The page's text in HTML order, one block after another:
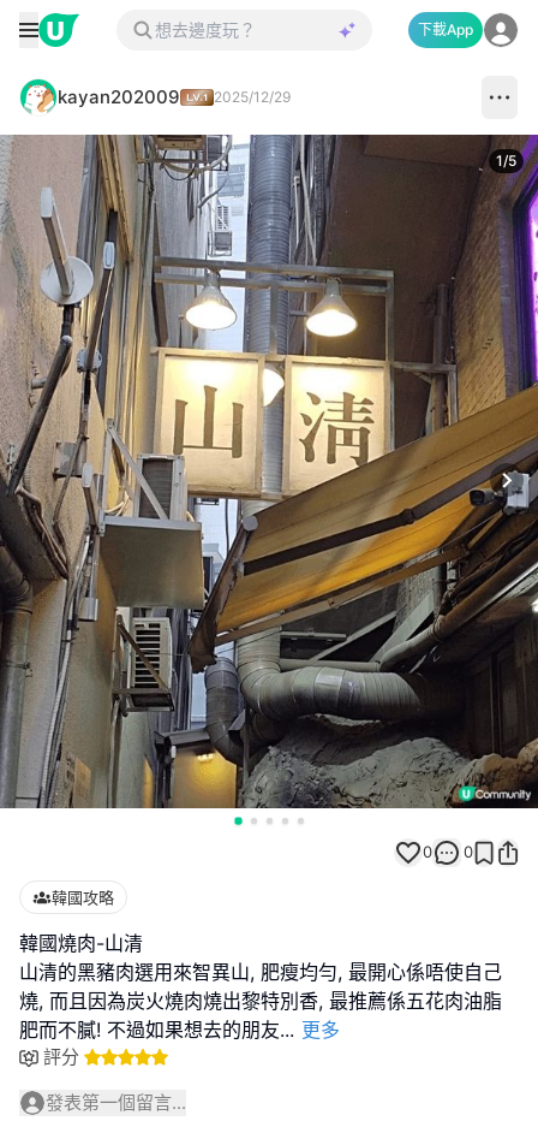
下載App
kayan202009 2025/12/29
1/5
0 0
韓國攻略
韓國燒肉-山清
山清的黑豬肉選用來智異山, 肥瘦均勻, 最開心係唔使自己
燒, 而且因為炭火燒肉燒出黎特別香, 最推薦係五花肉油脂
肥而不膩! 不過如果想去的朋友... 更多
評分
發表第一個留言...